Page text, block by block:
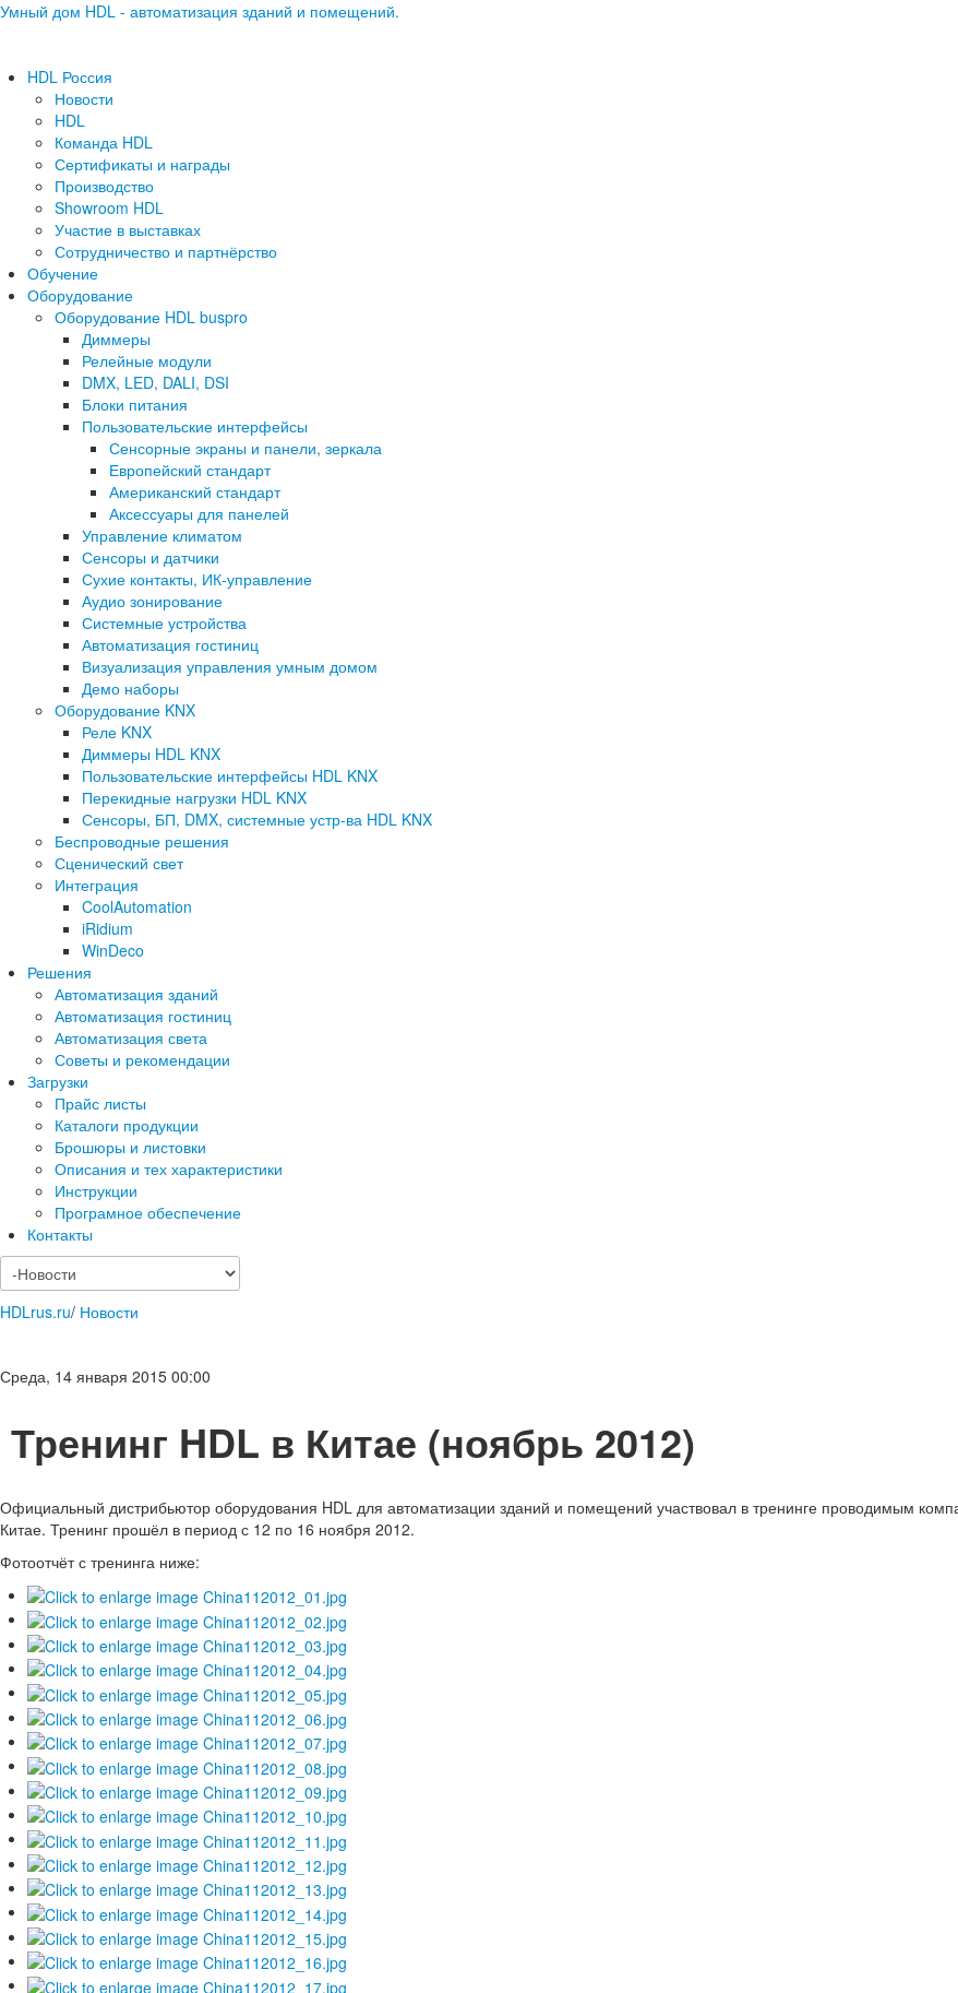
Умный дом HDL - автоматизация зданий и помещений.
HDL Россия
Новости
HDL
Команда HDL
Сертификаты и награды
Производство
Showroom HDL
Участие в выставках
Сотрудничество и партнёрство
Обучение
Оборудование
Оборудование HDL buspro
Диммеры
Релейные модули
DMX, LED, DALI, DSI
Блоки питания
Пользовательские интерфейсы
Сенсорные экраны и панели, зеркала
Европейский стандарт
Американский стандарт
Аксессуары для панелей
Управление климатом
Сенсоры и датчики
Сухие контакты, ИК-управление
Аудио зонирование
Системные устройства
Автоматизация гостиниц
Визуализация управления умным домом
Демо наборы
Оборудование KNX
Реле KNX
Диммеры HDL KNX
Пользовательские интерфейсы HDL KNX
Перекидные нагрузки HDL KNX
Сенсоры, БП, DMX, системные устр-ва HDL KNX
Беспроводные решения
Сценический свет
Интеграция
CoolAutomation
iRidium
WinDeco
Решения
Автоматизация зданий
Автоматизация гостиниц
Автоматизация света
Советы и рекомендации
Загрузки
Прайс листы
Каталоги продукции
Брошюры и листовки
Описания и тех характеристики
Инструкции
Програмное обеспечение
Контакты
HDLrus.ru/ Новости
Среда, 14 января 2015 00:00
Тренинг HDL в Китае (ноябрь 2012)
Официальный дистрибьютор оборудования HDL для автоматизации зданий и помещений участвовал в тренинге проводимым
Китае. Тренинг прошёл в период с 12 по 16 ноября 2012.
Фотоотчёт с тренинга ниже: